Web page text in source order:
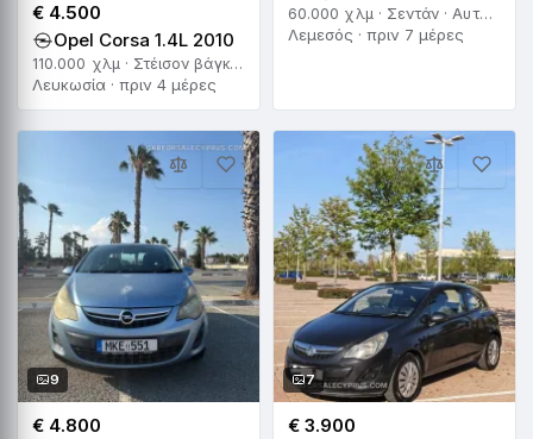
€ 4.500
Opel Corsa 1.4L 2010
110.000 χλμ · Στέισον βάγκον · Αυτόματο
Λευκωσία · πριν 4 μέρες
60.000 χλμ · Σεντάν · Αυτόματο
Λεμεσός · πριν 7 μέρες
9
€ 4.800
7
€ 3.900